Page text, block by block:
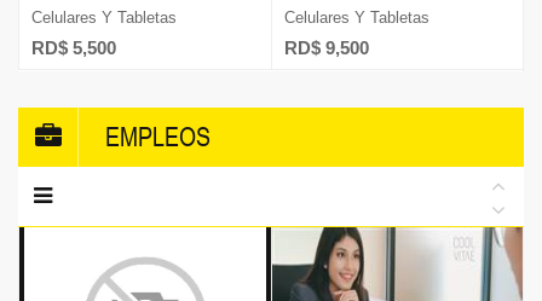
Celulares Y Tabletas
RD$ 5,500
Celulares Y Tabletas
RD$ 9,500
EMPLEOS